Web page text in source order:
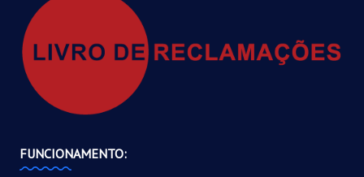
FUNCIONAMENTO: